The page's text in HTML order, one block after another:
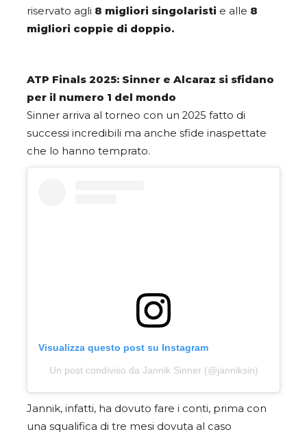
riservato agli 8 migliori singolaristi e alle 8
migliori coppie di doppio.
ATP Finals 2025: Sinner e Alcaraz si sfidano
per il numero 1 del mondo
Sinner arriva al torneo con un 2025 fatto di
successi incredibili ma anche sfide inaspettate
che lo hanno temprato.
Visualizza questo post su Instagram
Un post condiviso da Jannik Sinner (@janniksin)
Jannik, infatti, ha dovuto fare i conti, prima con
una squalifica di tre mesi dovuta al caso